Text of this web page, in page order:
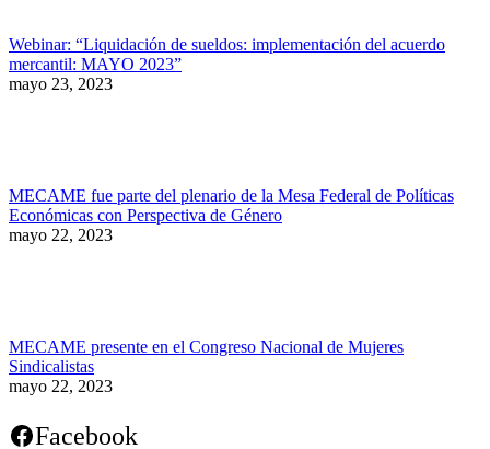
Webinar: “Liquidación de sueldos: implementación del acuerdo
mercantil: MAYO 2023”
mayo 23, 2023
MECAME fue parte del plenario de la Mesa Federal de Políticas
Económicas con Perspectiva de Género
mayo 22, 2023
MECAME presente en el Congreso Nacional de Mujeres
Sindicalistas
mayo 22, 2023
Facebook